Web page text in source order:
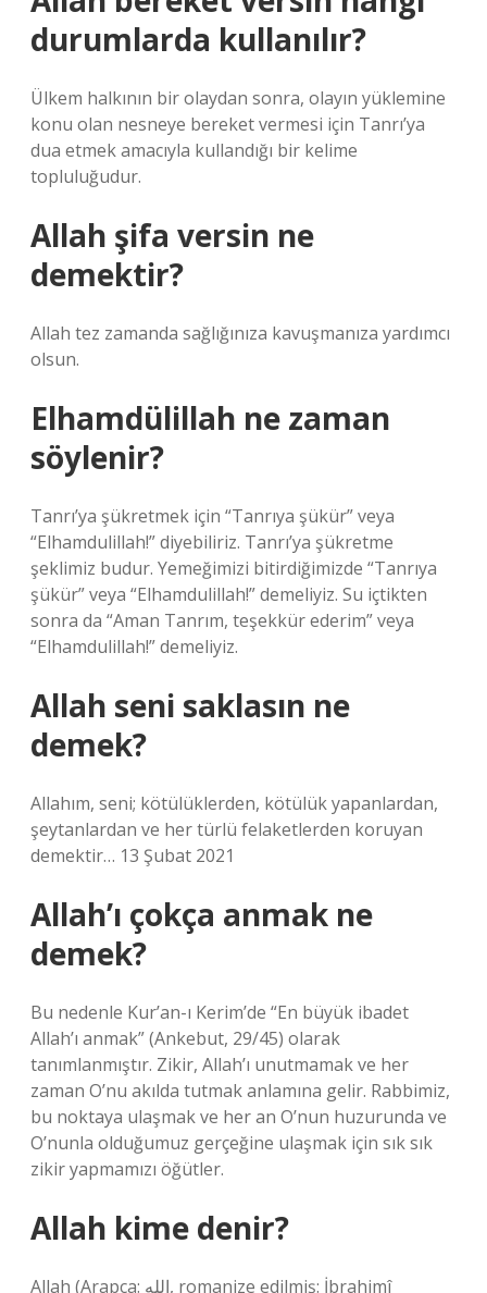
durumlarda kullanılır?
Ülkem halkının bir olaydan sonra, olayın yüklemine
konu olan nesneye bereket vermesi için Tanrı’ya
dua etmek amacıyla kullandığı bir kelime
topluluğudur.
Allah şifa versin ne
demektir?
Allah tez zamanda sağlığınıza kavuşmanıza yardımcı
olsun.
Elhamdülillah ne zaman
söylenir?
Tanrı’ya şükretmek için “Tanrıya şükür” veya
“Elhamdulillah!” diyebiliriz. Tanrı’ya şükretme
şeklimiz budur. Yemeğimizi bitirdiğimizde “Tanrıya
şükür” veya “Elhamdulillah!” demeliyiz. Su içtikten
sonra da “Aman Tanrım, teşekkür ederim” veya
“Elhamdulillah!” demeliyiz.
Allah seni saklasın ne
demek?
Allahım, seni; kötülüklerden, kötülük yapanlardan,
şeytanlardan ve her türlü felaketlerden koruyan
demektir… 13 Şubat 2021
Allah’ı çokça anmak ne
demek?
Bu nedenle Kur’an-ı Kerim’de “En büyük ibadet
Allah’ı anmak” (Ankebut, 29/45) olarak
tanımlanmıştır. Zikir, Allah’ı unutmamak ve her
zaman O’nu akılda tutmak anlamına gelir. Rabbimiz,
bu noktaya ulaşmak ve her an O’nun huzurunda ve
O’nunla olduğumuz gerçeğine ulaşmak için sık sık
zikir yapmamızı öğütler.
Allah kime denir?
Allah (Arapça: الله, romanize edilmiş: İbrahimî